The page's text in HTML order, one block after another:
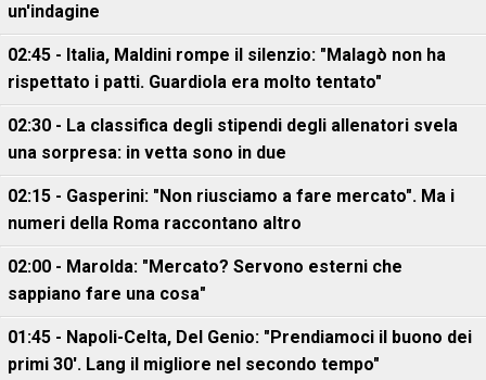
un'indagine
02:45 - Italia, Maldini rompe il silenzio: "Malagò non ha
rispettato i patti. Guardiola era molto tentato"
02:30 - La classifica degli stipendi degli allenatori svela
una sorpresa: in vetta sono in due
02:15 - Gasperini: "Non riusciamo a fare mercato". Ma i
numeri della Roma raccontano altro
02:00 - Marolda: "Mercato? Servono esterni che
sappiano fare una cosa"
01:45 - Napoli-Celta, Del Genio: "Prendiamoci il buono dei
primi 30'. Lang il migliore nel secondo tempo"